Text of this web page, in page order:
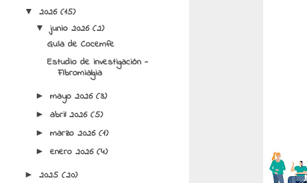
▼ 2026 (15)
▼junio 2026(2)
Guía de Cocemfe
Estudio de investigación -
Fibromialgia
►mayo 2026(3)
►abril 2026(5)
►marzo 2026(1)
►enero 2026(4)
► 2025 (20)